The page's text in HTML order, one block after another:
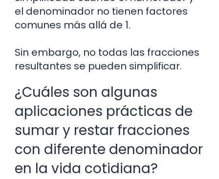
el denominador no tienen factores
comunes más allá de 1.
Sin embargo, no todas las fracciones
resultantes se pueden simplificar.
¿Cuáles son algunas
aplicaciones prácticas de
sumar y restar fracciones
con diferente denominador
en la vida cotidiana?